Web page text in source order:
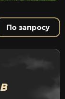
По запросу